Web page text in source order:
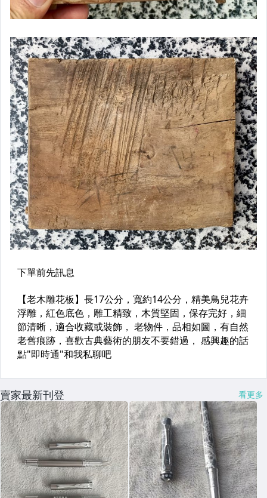
賣家最新刊登 看更多